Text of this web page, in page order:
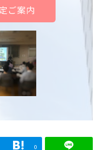
ご案内
0